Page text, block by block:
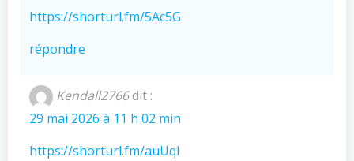
https://shorturl.fm/5Ac5G
répondre
Kendall2766dit :
29 mai 2026 à 11 h 02 min
https://shorturl.fm/auUqI